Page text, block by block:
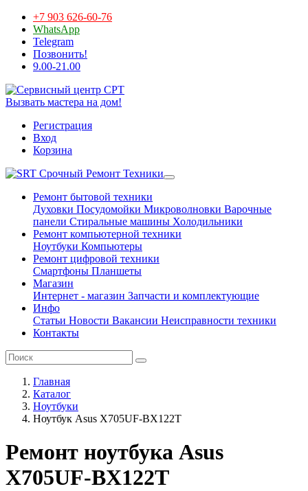
+7 903 626-60-76
WhatsApp
Telegram
Позвонить!
9.00-21.00
Вызвать мастера на дом!
Регистрация
Вход
Корзина
Срочный Ремонт Техники
Ремонт бытовой техники
Духовки Посудомойки Микроволновки Варочные
панели Стиральные машины Холодильники
Ремонт компьютерной техники
Ноутбуки Компьютеры
Ремонт цифровой техники
Смартфоны Планшеты
Магазин
Интернет - магазин Запчасти и комплектующие
Инфо
Статьи Новости Вакансии Неисправности техники
Контакты
Главная
Каталог
Ноутбуки
Ноутбук Asus X705UF-BX122T
Ремонт ноутбука Asus
X705UF-BX122T